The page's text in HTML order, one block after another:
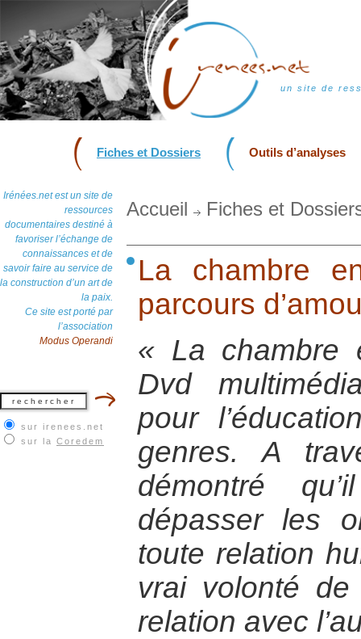
un site de
Fiches et Dossiers Outils d’analyses
Irénées.net est un site de
ressources
documentaires destiné à
favoriser l’échange de
connaissances et de
savoir faire au service de
la construction d’un art de
la paix.
Ce site est porté par
l’association
Modus Operandi
sur irenees.net
sur la Coredem
Accueil Fiches et
La chambre
parcours
« La chambre
Dvd
pour
genres. A
démontré
dépasser les
toute relation
vrai volonté
relation avec